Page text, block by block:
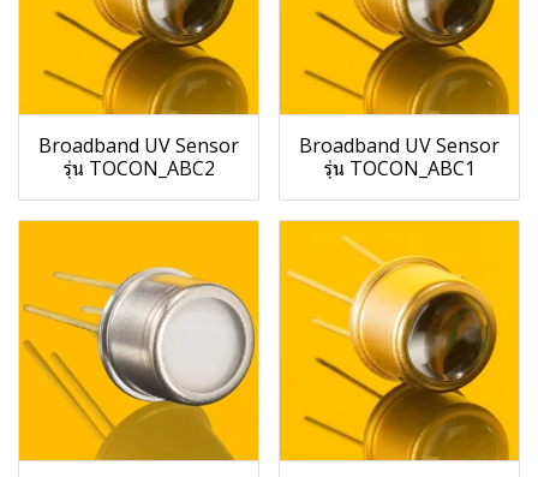
Broadband UV Sensor
รุ่น TOCON_ABC2
Broadband UV Sensor
รุ่น TOCON_ABC1